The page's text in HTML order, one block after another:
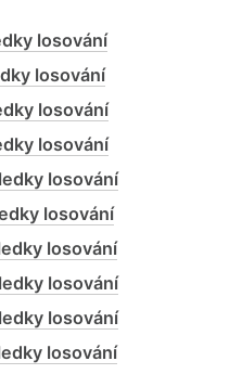
losování
losování
losování
losování
losování
losování
losování
losování
losování
losování